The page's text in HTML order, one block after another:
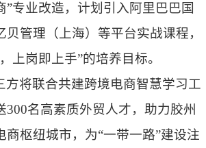
”专业改造，计划引入阿里巴巴国
贝管理（上海）等平台实战课程，
上岗即上手”的培养目标。
方将联合共建跨境电商智慧学习工
300名高素质外贸人才，助力胶州
商枢纽城市，为“一带一路”建设注